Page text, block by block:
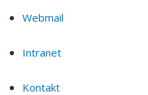
Webmail
Intranet
Kontakt